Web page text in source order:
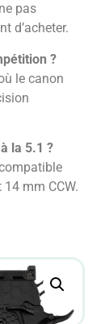
pas
d’acheter.
?
le canon
la 5.1 ?
mm CCW.